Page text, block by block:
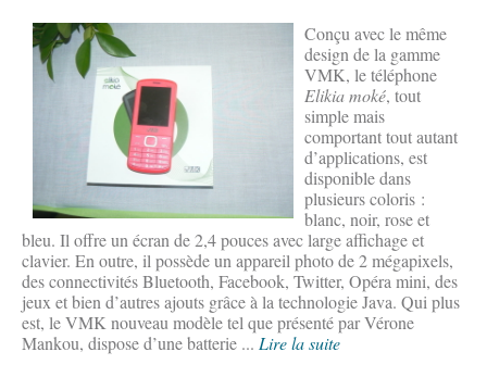
Conçu avec le même
design de la gamme
VMK, le téléphone
Elikia moké, tout
simple mais
comportant tout autant
d’applications, est
disponible dans
plusieurs coloris :
blanc, noir, rose et
bleu. Il offre un écran de 2,4 pouces avec large affichage et
clavier. En outre, il possède un appareil photo de 2 mégapixels,
des connectivités Bluetooth, Facebook, Twitter, Opéra mini, des
jeux et bien d’autres ajouts grâce à la technologie Java. Qui plus
est, le VMK nouveau modèle tel que présenté par Vérone
Mankou, dispose d’une batterie ... Lire la suite